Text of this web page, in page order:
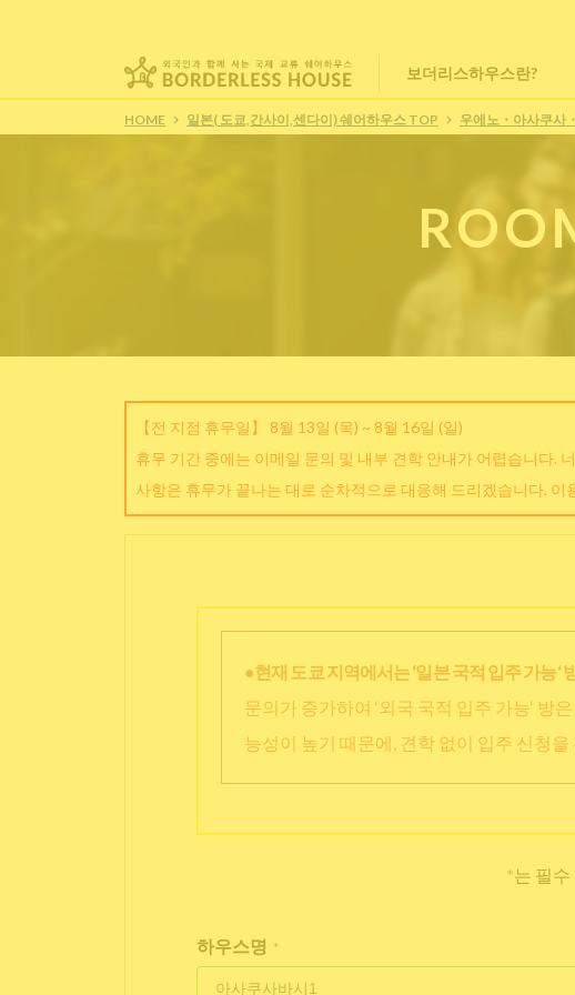
보더리스하우스란?
HOME 일본( 도쿄,간사이,센다이) 쉐어하우스 TOP 우에노・아사쿠사
【전 지점 휴무일】 8월 13일 (목) ~ 8월 16일 (일)
휴무 기간 중에는 이메일 문의 및 내부 견학 안내가 어렵습니다.
사항은 휴무가 끝나는 대로 순차적으로 대응해 드리겠습니다. 이
●현재 도쿄 지역에서는 ‘일본 국적 입주 가능
문의가 증가하여 ‘외국 국적 입주 가능‘ 방
능성이 높기 때문에, 견학 없이 입주 신청
*는 필
하우스명 *